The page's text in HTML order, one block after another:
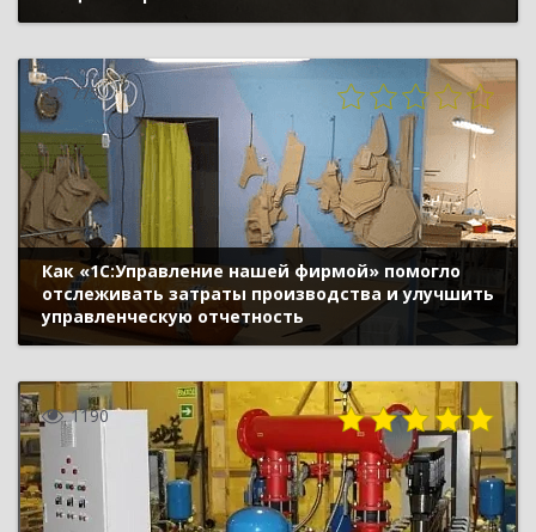
775
Как «1С:Управление нашей фирмой» помогло
отслеживать затраты производства и улучшить
управленческую отчетность
1190